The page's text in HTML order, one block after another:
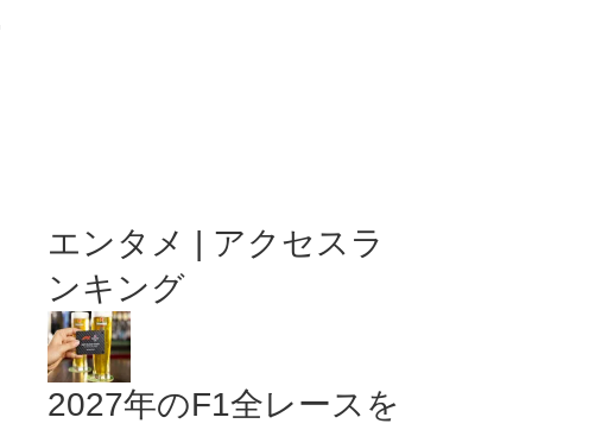
エンタメ | アクセスラ
ンキング
2027年のF1全レースを